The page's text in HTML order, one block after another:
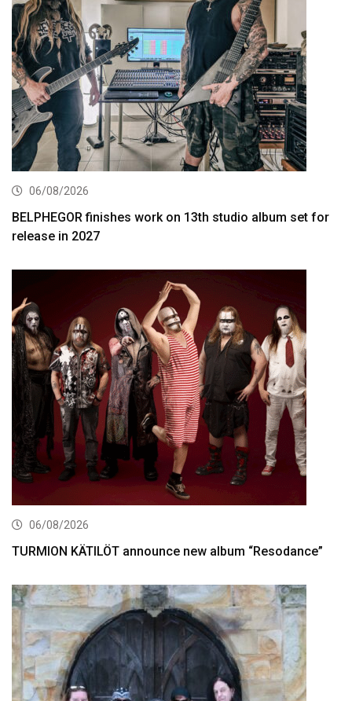
06/08/2026
BELPHEGOR finishes work on 13th studio album set for
release in 2027
06/08/2026
TURMION KÄTILÖT announce new album “Resodance”